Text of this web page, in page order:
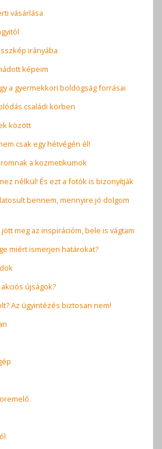
vásárlása
irányába
képeim
a gyermekkori boldogság forrásai
családi körben
között
csak egy hétvégén él!
a kozmetikumok
nélkül! És ezt a fotók is bizonyítják
bennem, mennyire jó dolgom
meg az inspirációm, bele is vágtam
miért ismerjen határokat?
újságok?
Az ügyintézés biztosan nem!